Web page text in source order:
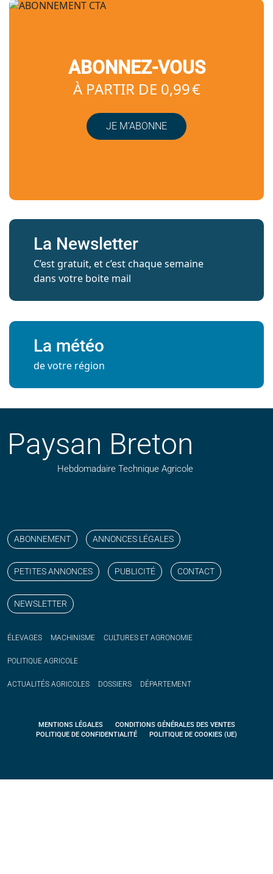
ABONNEZ-VOUS
À PARTIR DE 0,99 €
JE M’ABONNE
La Newsletter
C’est gratuit, et c’est chaque semaine
dans votre boite mail
La météo
de votre région
Paysan Breton
Hebdomadaire Technique Agricole
ABONNEMENT ANNONCES LÉGALES
PETITES ANNONCES PUBLICITÉ CONTACT
NEWSLETTER
ÉLEVAGES MACHINISME CULTURES ET AGRONOMIE
POLITIQUE AGRICOLE
ACTUALITÉS AGRICOLES DOSSIERS DÉPARTEMENT
MENTIONS LÉGALES
CONDITIONS GÉNÉRALES DES VENTES
POLITIQUE DE CONFIDENTIALITÉ
POLITIQUE DE COOKIES (UE)